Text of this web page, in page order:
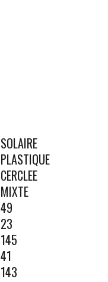
SOLAIRE
PLASTIQUE
CERCLEE
MIXTE
49
23
145
41
143